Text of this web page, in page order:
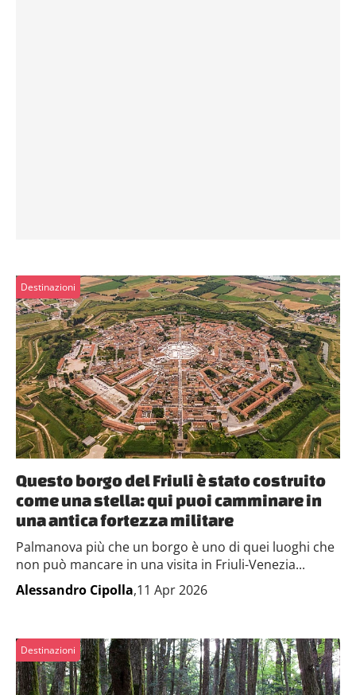
Destinazioni
Questo borgo del Friuli è stato costruito
come una stella: qui puoi camminare in
una antica fortezza militare
Palmanova più che un borgo è uno di quei luoghi che
non può mancare in una visita in Friuli-Venezia...
Alessandro Cipolla,11 Apr 2026
Destinazioni